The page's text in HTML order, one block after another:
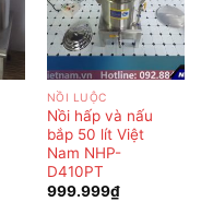
NỒI LUỘC
Nồi hấp và nấu
bắp 50 lít Việt
Nam NHP-
D410PT
999.999₫